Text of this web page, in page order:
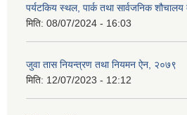
पर्यटकिय स्थल, पार्क तथा सार्वजनिक शौचालय
मिति: 08/07/2024 - 16:03
जुवा तास नियन्त्रण तथा नियमन ऐन, २०७९
मिति: 12/07/2023 - 12:12